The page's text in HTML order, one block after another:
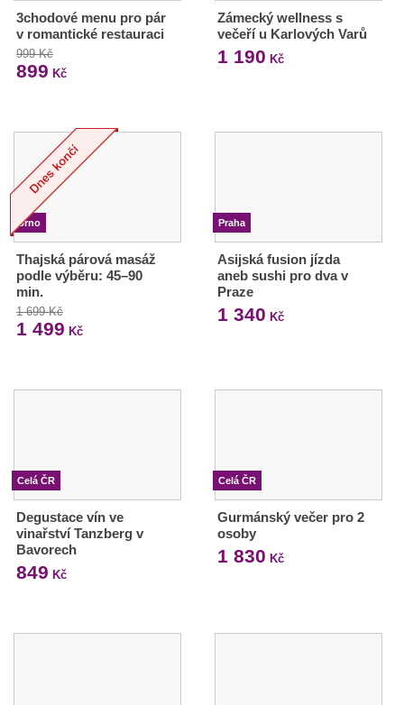
3chodové menu pro pár
v romantické restauraci
999 Kč
899 Kč
Zámecký wellness s
večeří u Karlových Varů
1 190 Kč
Brno
Thajská párová masáž
podle výběru: 45–90
min.
1 699 Kč
1 499 Kč
Praha
Asijská fusion jízda
aneb sushi pro dva v
Praze
1 340 Kč
Celá ČR
Degustace vín ve
vinařství Tanzberg v
Bavorech
849 Kč
Celá ČR
Gurmánský večer pro 2
osoby
1 830 Kč